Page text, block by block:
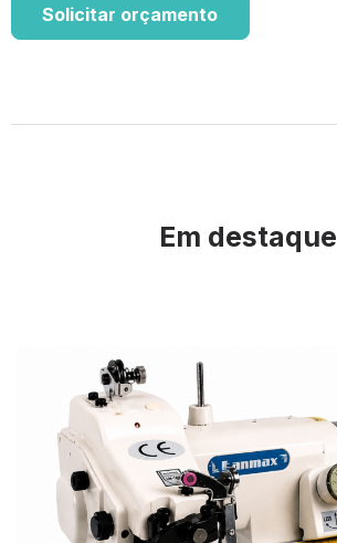
Solicitar orçamento
Em destaque